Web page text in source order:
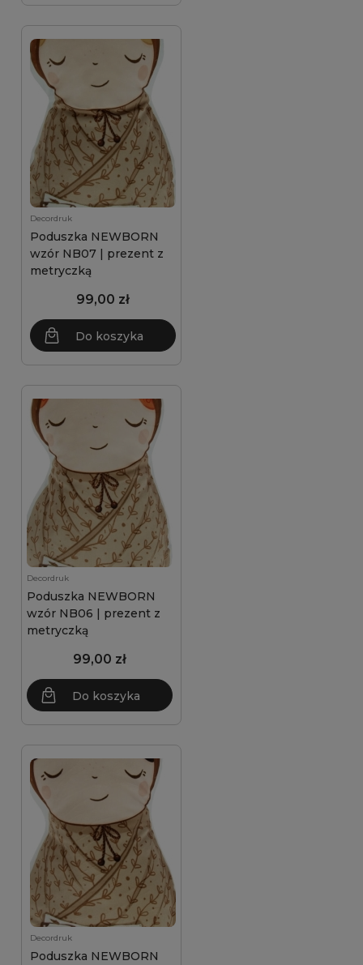
Decordruk
Poduszka NEWBORN
wzór NB07 | prezent z
metryczką
99,00 zł
Do koszyka
Decordruk
Poduszka NEWBORN
wzór NB06 | prezent z
metryczką
99,00 zł
Do koszyka
Decordruk
Poduszka NEWBORN